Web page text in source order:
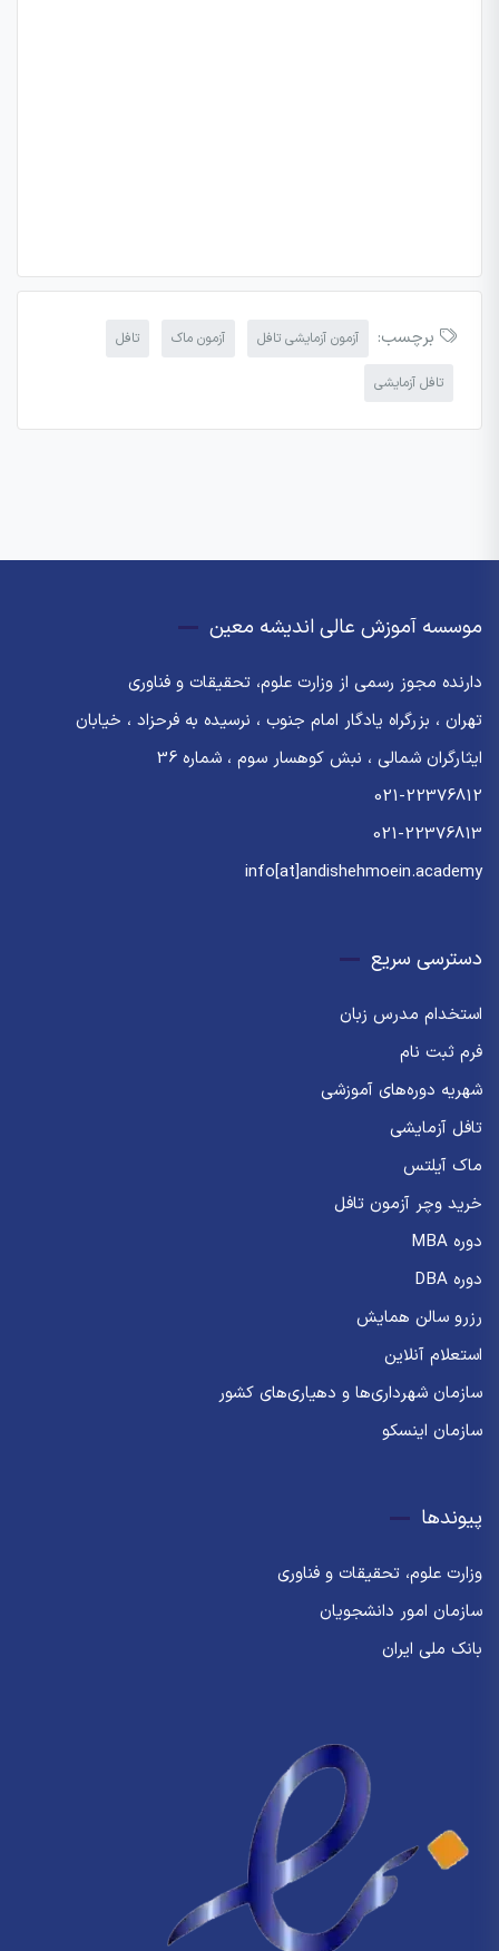
برچسب: آزمون آزمایشی تافل آزمون ماک تافل
تافل آزمایشی
موسسه آموزش عالی اندیشه معین
دارنده مجوز رسمی از وزارت علوم، تحقیقات و فناوری
تهران ، بزرگراه یادگار امام جنوب ، نرسیده به فرحزاد ، خیابان
ایثارگران شمالی ، نبش کوهسار سوم ، شماره 36
021-22376812
021-22376813
info[at]andishehmoein.academy
دسترسی سریع
استخدام مدرس زبان
فرم ثبت نام
شهریه دوره‌های آموزشی
تافل آزمایشی
ماک آیلتس
خرید وچر آزمون تافل
دوره MBA
دوره DBA
رزرو سالن همایش
استعلام آنلاین
سازمان شهرداری‌ها و دهیاری‌های کشور
سازمان اینسکو
پیوندها
وزارت علوم، تحقیقات و فناوری
سازمان امور دانشجویان
بانک ملی ایران